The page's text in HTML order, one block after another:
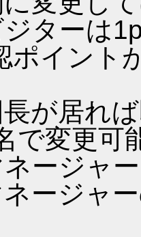
ターは
ポイント
が居れ
で変更可
ージャ
ージャ